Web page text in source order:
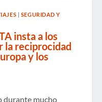
| SEGURIDAD Y
insta a los
la reciprocidad
y los
durante mucho